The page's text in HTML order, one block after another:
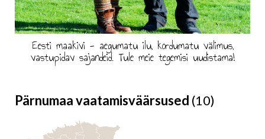
Eesti maakivi - aegumatu ilu, kordumatu välimus,
vastupidav sajandeid. Tule meie tegemisi uudistama!
Pärnumaa vaatamisväärsused (10)